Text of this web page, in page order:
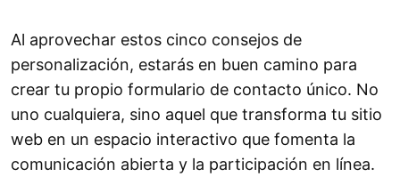
Al aprovechar estos cinco consejos de
personalización, estarás en buen camino para
crear tu propio formulario de contacto único. No
uno cualquiera, sino aquel que transforma tu sitio
web en un espacio interactivo que fomenta la
comunicación abierta y la participación en línea.